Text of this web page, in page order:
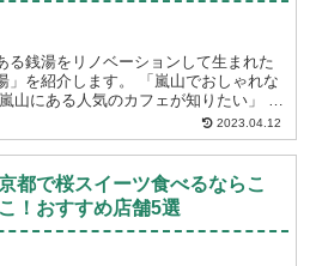
る銭湯をリノベーションして生まれた
す。 「嵐山でおしゃれな
2023.04.12
都で桜スイーツ食べるならこ
こ！おすすめ店舗5選